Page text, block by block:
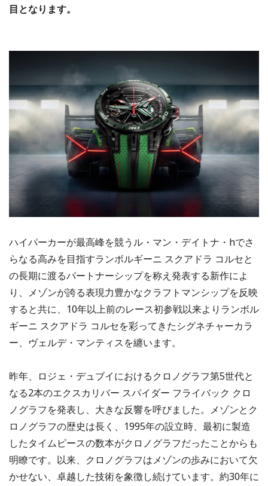
目となります。
ハイパーカーが最高峰を競うル・マン・デイトナ・hでさ
らなる高みを目指すランボルギーニ スクアドラ コルセと
の長期に渡るパートナーシップを称え発表する新作によ
り、メゾンが誇る表現力豊かなクラフトマンシップを反映
すると共に、10年以上前のレース初参戦以来よりランボル
ギーニ スクアドラ コルセを彩ってきたシグネチャーカラ
ー、ヴェルデ・マンティスを纏います。
昨年、ロジェ・デュブイにおけるクロノグラフ第5世代と
なる2本のエクスカリバー スパイダー フライバック クロ
ノグラフを発表し、大きな反響を呼びました。メゾンとク
ロノグラフの歴史は長く、1995年の設立時、最初に製造
したタイムピースの数本がクロノグラフだったことからも
明瞭です。以来、クロノグラフはメゾンの歩みにおいて欠
かせない、卓越した技術を象徴し続けています。約30年に